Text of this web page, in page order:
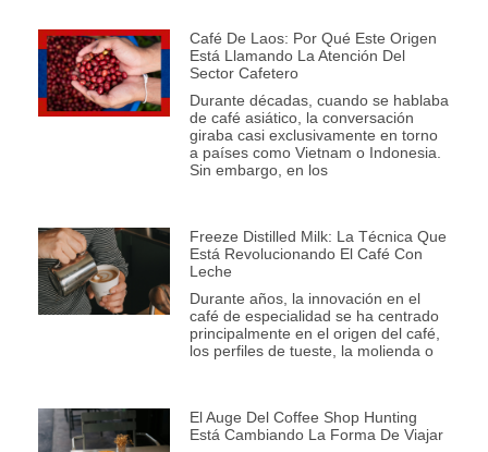
Café De Laos: Por Qué Este Origen
Está Llamando La Atención Del
Sector Cafetero
Durante décadas, cuando se hablaba
de café asiático, la conversación
giraba casi exclusivamente en torno
a países como Vietnam o Indonesia.
Sin embargo, en los
Freeze Distilled Milk: La Técnica Que
Está Revolucionando El Café Con
Leche
Durante años, la innovación en el
café de especialidad se ha centrado
principalmente en el origen del café,
los perfiles de tueste, la molienda o
El Auge Del Coffee Shop Hunting
Está Cambiando La Forma De Viajar